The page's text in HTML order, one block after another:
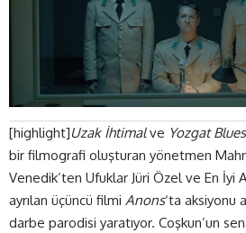
[highlight]Uzak İhtimalve Yozgat Blues
bir filmografi oluşturan yönetmen
Venedik’ten Ufuklar Jüri Özel ve En İyi
ayrılan üçüncü filmi Anons‘ta aksiyonu
darbe parodisi yaratıyor. Coşkun’un